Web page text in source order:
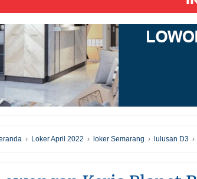
› Loker April 2022 › loker Semarang › lulusan D3 ›